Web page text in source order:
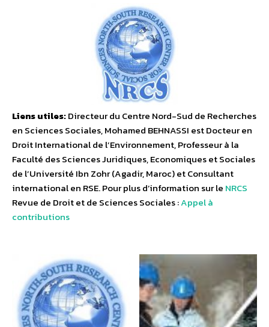
Liens utiles:Directeur du Centre Nord-Sud de Recherches
en Sciences Sociales, Mohamed BEHNASSI est Docteur en
Droit International de l’Environnement, Professeur à la
Faculté des Sciences Juridiques, Economiques et Sociales
de l’Université Ibn Zohr (Agadir, Maroc) et Consultant
international en RSE. Pour plus d’information sur le NRCS
Revue de Droit et de Sciences Sociales :Appel à
contributions